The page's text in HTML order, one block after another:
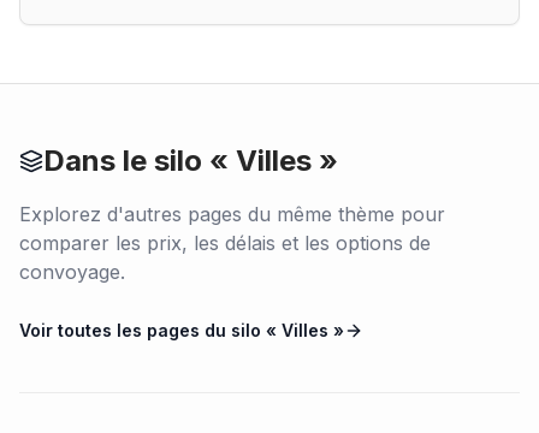
Dans le silo « Villes »
Explorez d'autres pages du même thème pour
comparer les prix, les délais et les options de
convoyage.
Voir toutes les pages du silo « Villes »